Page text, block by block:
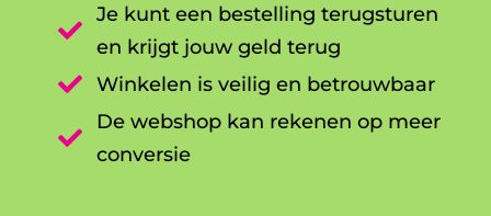

Je kunt een bestelling terugsturen
en krijgt jouw geld terug

Winkelen is veilig en betrouwbaar

De webshop kan rekenen op meer
conversie